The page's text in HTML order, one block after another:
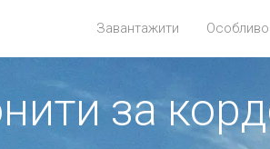
Завантажити
за